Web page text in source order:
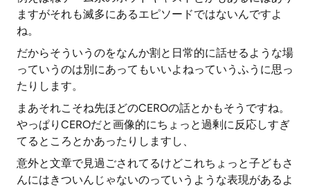
ますがそれも滅多にあるエピソードではないんですよ
ね。
だからそういうのをなんか割と日常的に話せるような場
っていうのは別にあってもいいよねっていうふうに思っ
たりします。
まあそれこそね先ほどのCEROの話とかもそうですね。
やっぱりCEROだと画像的にちょっと過剰に反応しすぎ
てるところとかあったりしますし、
意外と文章で見過ごされてるけどこれちょっと子どもさ
んにはきついんじゃないのっていうような表現があるよ